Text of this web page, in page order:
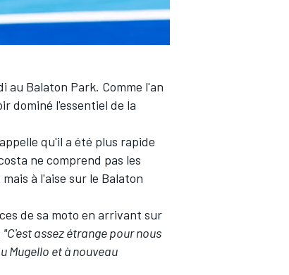
au Balaton Park. Comme l'an
dominé l'essentiel de la
qu'il a été plus rapide
ne comprend pas les
à l'aise sur le Balaton
de sa moto en arrivant sur
"C'est assez étrange pour nous
Mugello et à nouveau